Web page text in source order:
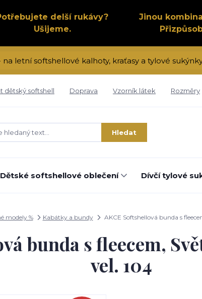
delší rukávy?
Ušijeme.
Jinou
letní softshellové kalhoty, kraťasy a tylové
dětský softshell Doprava Vzorník látek Rozměry
Hledat
Dětské softshellové oblečení Dívčí tylové
modely % Kabátky a bundy AKCE Softshellová bunda s
bunda s fleecem,
vel. 104